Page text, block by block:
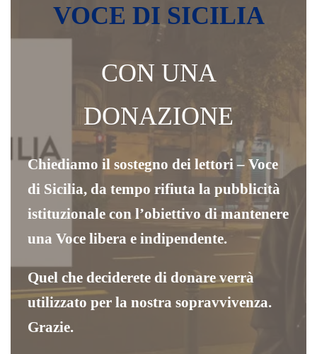
VOCE DI SICILIA
CON UNA
DONAZIONE
Chiediamo il sostegno dei lettori – Voce
di Sicilia, da tempo rifiuta la pubblicità
istituzionale con l’obiettivo di mantenere
una Voce libera e indipendente.
Quel che deciderete di donare verrà
utilizzato per la nostra sopravvivenza.
Grazie.